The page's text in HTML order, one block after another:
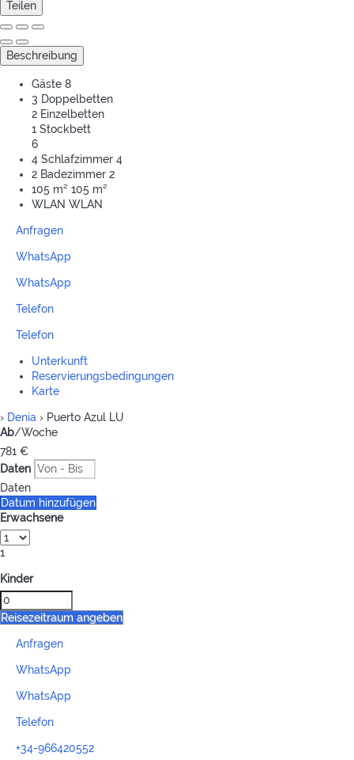
Teilen
Beschreibung
Gäste 8
3 Doppelbetten
2 Einzelbetten
1 Stockbett
6
4 Schlafzimmer 4
2 Badezimmer 2
105 m² 105 m²
WLAN WLAN
Anfragen
WhatsApp
WhatsApp
Telefon
Telefon
Unterkunft
Reservierungsbedingungen
Karte
› Denia › Puerto Azul LU
Ab/Woche
781 €
Daten
Daten
Datum hinzufügen
Erwachsene
1
Kinder
Reisezeitraum angeben
Anfragen
WhatsApp
WhatsApp
Telefon
+34-966420552